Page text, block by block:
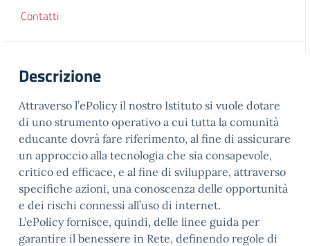
Contatti
Descrizione
Attraverso l’ePolicy il nostro Istituto si vuole dotare
di uno strumento operativo a cui tutta la comunità
educante dovrà fare riferimento, al fine di assicurare
un approccio alla tecnologia che sia consapevole,
critico ed efficace, e al fine di sviluppare, attraverso
specifiche azioni, una conoscenza delle opportunità
e dei rischi connessi all’uso di internet.
L’ePolicy fornisce, quindi, delle linee guida per
garantire il benessere in Rete, definendo regole di